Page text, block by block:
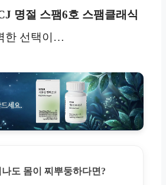
명절 스팸6호 스팸클래식
한 선택이…
도 몸이 찌뿌둥하다면?